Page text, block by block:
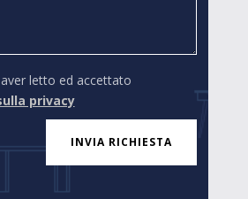
letto ed accettato
privacy
INVIA RICHIESTA